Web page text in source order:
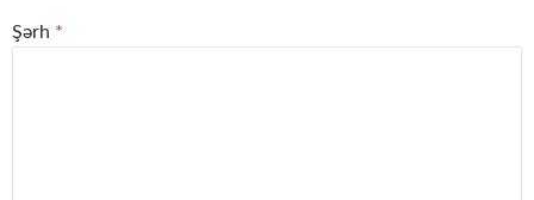
Şərh *